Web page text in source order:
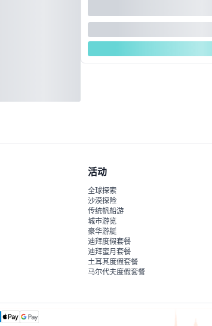
活动
全球探索
沙漠探险
传统帆船游
城市游览
豪华游艇
迪拜度假套餐
迪拜蜜月套餐
土耳其度假套餐
马尔代夫度假套餐